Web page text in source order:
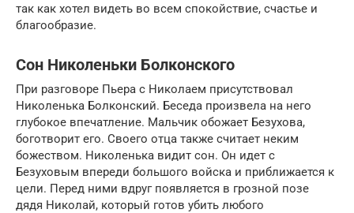
так как хотел видеть во всем спокойствие, счастье и
благообразие.
Сон Николеньки Болконского
При разговоре Пьера с Николаем присутствовал
Николенька Болконский. Беседа произвела на него
глубокое впечатление. Мальчик обожает Безухова,
боготворит его. Своего отца также считает неким
божеством. Николенька видит сон. Он идет с
Безуховым впереди большого войска и приближается к
цели. Перед ними вдруг появляется в грозной позе
дядя Николай, который готов убить любого